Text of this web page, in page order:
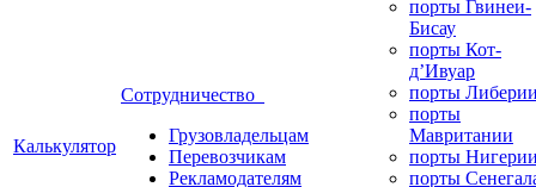
Калькулятор
Сотрудничество
Грузовладельцам
Перевозчикам
Рекламодателям
порты Гвинеи-
Бисау
порты Кот-
д’Ивуар
порты
порты
Мавритании
порты
порты